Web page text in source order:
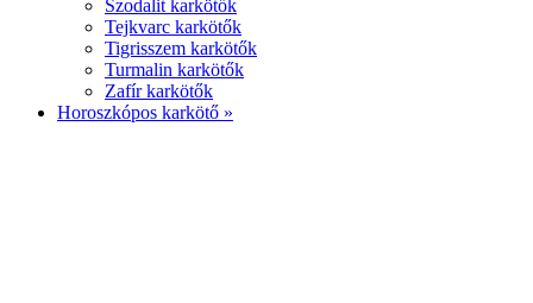
Szodalit karkötők
Tejkvarc karkötők
Tigrisszem karkötők
Turmalin karkötők
Zafír karkötők
Horoszkópos karkötő »